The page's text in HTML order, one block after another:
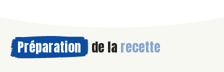
Préparation de la recette